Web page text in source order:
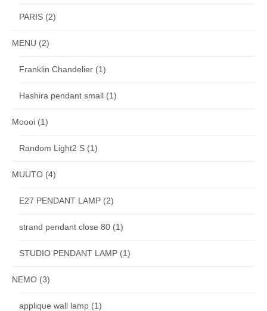
PARIS (2)
MENU (2)
Franklin Chandelier (1)
Hashira pendant small (1)
Moooi (1)
Random Light2 S (1)
MUUTO (4)
E27 PENDANT LAMP (2)
strand pendant close 80 (1)
STUDIO PENDANT LAMP (1)
NEMO (3)
applique wall lamp (1)